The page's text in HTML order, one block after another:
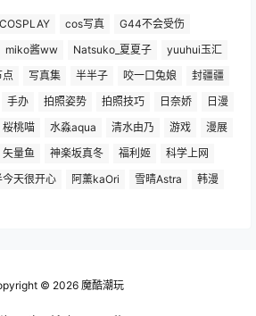
COSPLAY cos写真
G44不会受伤
miko酱ww Natsuko_夏夏子
yuuhui玉汇
写真集 半半子 咬一口兔娘
封疆疆
手办 拍照姿势 拍照技巧 日奈娇
日漫
桜桃喵 水淼aqua 清水由乃 游戏
漫展
矢量鱼 神楽坂真冬 福利姬
科学上网
今天很开心 阿薰kaOri 雪晴Astra
韩漫
© 2026 魔酷潮玩